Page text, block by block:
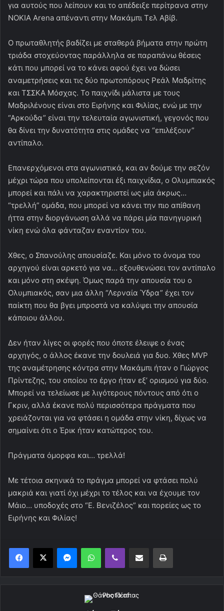
για αυτούς που λείπουν και το απέδειξε περίτρανα στην
ΝΟΚΙΑ Arena απέναντι στην Μακάμπι Τελ Αβίβ.
Ο πρωταθλητής βαδίζει με σταθερά βήματα στην πρώτη
τριάδα στοχεύοντας παράλληλα σε παραπάνω θέσεις
κάτι που μπορεί να το κάνει αφού έχει να δώσει
αναμετρήσεις και τις δύο πρωτοπόρους Ρεάλ Μαδρίτης
και ΤΣΣΚΑ Μόσχας. Το παιχνίδι μάλιστα με τους
Μαδριλένους είναι στο Ειρήνης και Φιλίας, ενώ με την
“Αρκούδα” είναι την τελευταία αγωνιστική, γεγονός που
θα δίνει την δυνατότητα στις ομάδες να “επιλέξουν”
αντίπαλο.
Επανερχόμενοι στα αγωνιστικά, και αν δούμε την σεζόν
μέχρι τώρα που υπολείπονται έξι παιχνίδια, ο Ολυμπιακός
μπορεί και πάλι να χαρακτηριστεί ως μία άκρως…
“τρελλή” ομάδα, που μπορεί να κάνει την πιο απίθανη
ήττα στην διοργάνωση αλλά να πάρει μία πανηγυρική
νίκη ενώ όλα φάνταζαν εναντίον του.
Χθες, ο Σπανούλης απουσίαζε. Και μόνο το όνομα του
αρχηγού είναι αρκετό για να… εξουθενώσει τον αντίπαλο
και μόνο στη σκέψη. Όμως παρά την απουσία του ο
Ολυμπιακός, σαν μια άλλη “Λερναία Ύδρα” έχει τον
παίκτη που θα βγει μπροστά να καλύψει την απουσία
κάποιου άλλου.
Δεν ήταν λίγες οι φορές που όποτε έλειψε ο ένας
αρχηγός, ο άλλος έκανε την δουλειά για δυο. Χθες MVP
της αναμέτρησης κόντρα στην Μακάμπι ήταν ο Γιώργος
Πρίντεζης, του οποίου το έργο ήταν εξ’ ορισμού για δύο.
Μπορεί να τελείωσε με λιγότερους πόντους από ότι ο
Γκριν, αλλά έκανε πολύ περισσότερα πράγματα που
χρειάζονται για να φτάσει η ομάδα στην νίκη, δίχως να
σημαίνει ότι ο Έρικ ήταν κατώτερος του.
Πράγματα όμορφα και… τρελλά!
Με τέτοια σκηνικά το πράγμα μπορεί να φτάσει πολύ
μακριά και γιατί όχι μέχρι το τέλος και να έχουμε τον
Μάιο… υποδοχές στο “Ε. Βενιζέλος” και πορείες ως το
Ειρήνης και Φιλίας!
MessengerWhatsAppViber Κοινοποίηση μέσω ηλεκτρονικού ταχυδρομείουΕκτύπωση